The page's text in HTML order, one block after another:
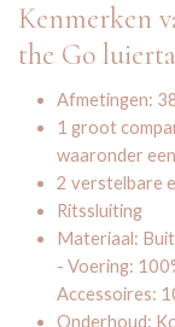
Kenmerken
the Go
Afmetingen:
1 groot
waaronder
2 verstelbare
Ritssluiting
Materiaal:
- Voering:
Accessoires:
Onderhoud: